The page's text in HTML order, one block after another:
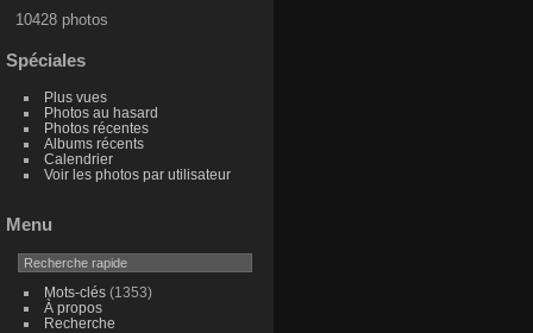
10428 photos
Spéciales
Plus vues
Photos au hasard
Photos récentes
Albums récents
Calendrier
Voir les photos par utilisateur
Menu
Mots-clés(1353)
À propos
Recherche